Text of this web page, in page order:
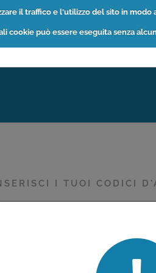
il traffico e l'utilizzo del sito in
cookie può essere eseguita senza
INFORMAZIONI
I TUOI CODICI